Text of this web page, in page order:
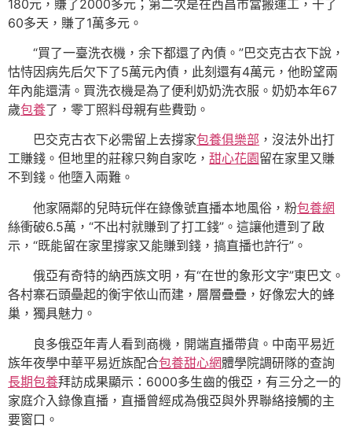
180元，賺了2000多元；第二次是在西昌市當搬運工，干了
60多天，賺了1萬多元。
“買了一臺洗衣機，余下都還了內債。”巴交克古衣下說，
怙恃因病先后欠下了5萬元內債，此刻還有4萬元，他盼望兩
年內能還清。買洗衣機是為了便利奶奶洗衣服。奶奶本年67
歲包養了，零丁照料母親有些費勁。
巴交克古衣下必需留上去撐家包養俱樂部 ，沒法外出打
工賺錢。但地里的莊稼只夠自家吃， 甜心花園留在家里又賺
不到錢。他墮入兩難。
他家隔鄰的兒時玩伴在錄像號直播本地風俗，粉包養網
絲衝破6.5萬，“不出村就賺到了打工錢”。這讓他遭到了啟
示，“既能留在家里撐家又能賺到錢，搞直播也許行”。
俄亞有奇特的納西族文明，有“在世的象形文字”東巴文。
各村寨石頭壘起的衡宇依山而建，層層疊疊，好像宏大的蜂
巢，獨具魅力。
良多俄亞年青人看到商機，開端直播帶貨。中南平易近
族年夜學中華平易近族配合包養甜心網體學院調研隊的查詢
長期包養拜訪成果顯示：6000多生齒的俄亞，有三分之一的
家庭介入錄像直播，直播曾經成為俄亞與外界聯絡接觸的主
要窗口。